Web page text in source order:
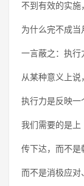
不到有效的实施，
为什么完不成当
一言蔽之：执行
从某种意义上说，
执行力是反映一
我们需要的是上
传下达，而不是
而不是消极应对、